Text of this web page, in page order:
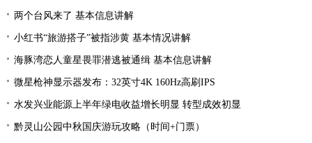
两个台风来了 基本信息讲解
小红书“旅游搭子”被指涉黄 基本情况讲解
海豚湾恋人童星畏罪潜逃被通缉 基本信息讲解
微星枪神显示器发布：32英寸4K 160Hz高刷IPS
水发兴业能源上半年绿电收益增长明显 转型成效初显
黔灵山公园中秋国庆游玩攻略（时间+门票）